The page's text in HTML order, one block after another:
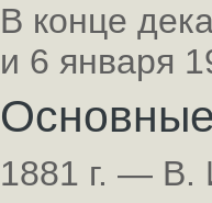
В конце
и 6 января
1881 г. — В.